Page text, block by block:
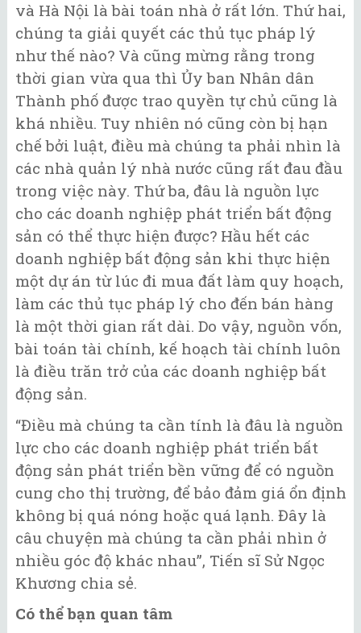
và Hà Nội là bài toán nhà ở rất lớn. Thứ hai,
chúng ta giải quyết các thủ tục pháp lý
như thế nào? Và cũng mừng rằng trong
thời gian vừa qua thì Ủy ban Nhân dân
Thành phố được trao quyền tự chủ cũng là
khá nhiều. Tuy nhiên nó cũng còn bị hạn
chế bởi luật, điều mà chúng ta phải nhìn là
các nhà quản lý nhà nước cũng rất đau đầu
trong việc này. Thứ ba, đâu là nguồn lực
cho các doanh nghiệp phát triển bất động
sản có thể thực hiện được? Hầu hết các
doanh nghiệp bất động sản khi thực hiện
một dự án từ lúc đi mua đất làm quy hoạch,
làm các thủ tục pháp lý cho đến bán hàng
là một thời gian rất dài. Do vậy, nguồn vốn,
bài toán tài chính, kế hoạch tài chính luôn
là điều trăn trở của các doanh nghiệp bất
động sản.
“Điều mà chúng ta cần tính là đâu là nguồn
lực cho các doanh nghiệp phát triển bất
động sản phát triển bền vững để có nguồn
cung cho thị trường, để bảo đảm giá ổn định
không bị quá nóng hoặc quá lạnh. Đây là
câu chuyện mà chúng ta cần phải nhìn ở
nhiều góc độ khác nhau”, Tiến sĩ Sử Ngọc
Khương chia sẻ.
Có thể bạn quan tâm